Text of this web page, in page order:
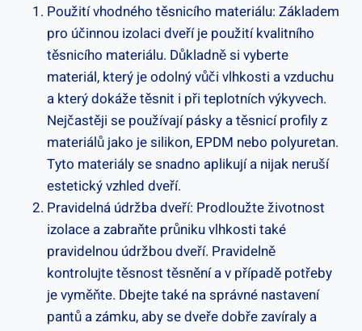
Použití vhodného těsnicího materiálu: Základem
pro účinnou izolaci dveří je použití kvalitního
těsnicího materiálu. Důkladně si vyberte
materiál, který je odolný vůči vlhkosti a vzduchu
a který dokáže těsnit i při teplotních výkyvech.
Nejčastěji se používají pásky a těsnicí profily z
materiálů jako je silikon, EPDM nebo polyuretan.
Tyto materiály se snadno aplikují a nijak neruší
estetický vzhled dveří.
Pravidelná údržba dveří: Prodloužte životnost
izolace a zabraňte průniku vlhkosti také
pravidelnou údržbou dveří. Pravidelně
kontrolujte těsnost těsnění a v případě potřeby
je vyměňte. Dbejte také na správné nastavení
pantů a zámku, aby se dveře dobře zavíraly a